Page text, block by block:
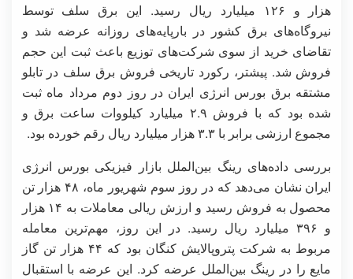
هزار و ۱۲۶ میلیارد ریال رسید. این برق سلف توسط
نیروگاه‌های برق کشور در بارپایه‌های روزانه عرضه شد و
تقاضای خرید از سوی شرکت‌های توزیع باعث ثبت این حجم
فروش شد. پیشتر، رکورد تاریخی فروش برق سلف در تابلو
مشتقه برق بورس انرژی ایران در روز دوم مرداد ماه ثبت
شده بود که با فروش ۲.۹ میلیارد کیلووات ساعت برق و
مجموع ارزشی برابر با ۳.۳ هزار میلیارد ریال رقم خورده بود.
بررسی داده‌های رینگ بین‌الملل بازار فیزیکی بورس انرژی
ایران نشان می‌دهد که در روز سوم شهریور ماه، ۴۸ هزار تن
محصول به فروش رسید و ارزش ریالی معاملات به ۱۴ هزار
و ۳۹۶ میلیارد ریال رسید. در این روز، مهم‌ترین معامله
مربوط به شرکت پتروپالایش کنگان بود که ۴۴ هزار تن گاز
مایع را در رینگ بین‌الملل عرضه کرد. این عرضه با استقبال